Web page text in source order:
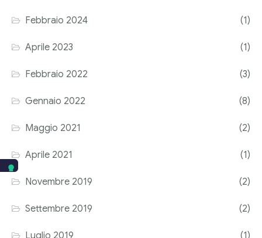
Febbraio 2024 (1)
Aprile 2023 (1)
Febbraio 2022 (3)
Gennaio 2022 (8)
Maggio 2021 (2)
Aprile 2021 (1)
Novembre 2019 (2)
Settembre 2019 (2)
Luglio 2019 (1)